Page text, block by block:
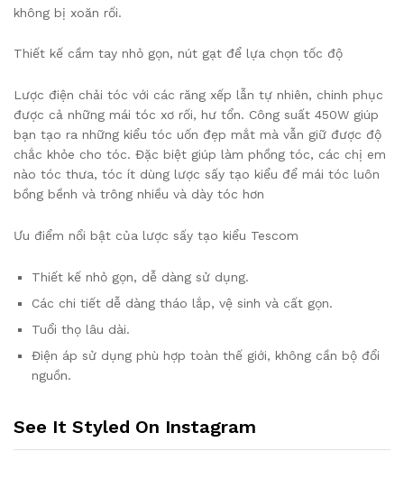
không bị xoăn rối.
Thiết kế cầm tay nhỏ gọn, nút gạt để lựa chọn tốc độ
Lược điện chải tóc với các răng xếp lẫn tự nhiên, chinh phục
được cả những mái tóc xơ rối, hư tổn. Công suất 450W giúp
bạn tạo ra những kiểu tóc uốn đẹp mắt mà vẫn giữ được độ
chắc khỏe cho tóc. Đặc biệt giúp làm phồng tóc, các chị em
nào tóc thưa, tóc ít dùng lược sấy tạo kiểu để mái tóc luôn
bồng bềnh và trông nhiều và dày tóc hơn
Ưu điểm nổi bật của lược sấy tạo kiểu Tescom
Thiết kế nhỏ gọn, dễ dàng sử dụng.
Các chi tiết dễ dàng tháo lắp, vệ sinh và cất gọn.
Tuổi thọ lâu dài.
Điện áp sử dụng phù hợp toàn thế giới, không cần bộ đổi
nguồn.
See It Styled On Instagram